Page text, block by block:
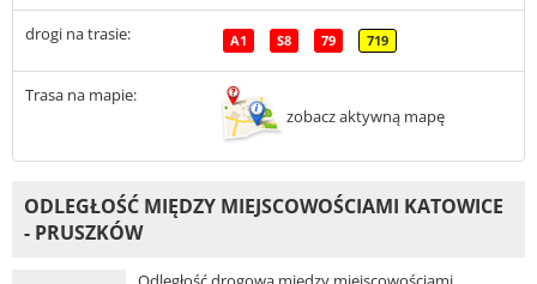
drogi na trasie: A1 S8 79 719
Trasa na mapie:
zobacz aktywną mapę
ODLEGŁOŚĆ MIĘDZY MIEJSCOWOŚCIAMI KATOWICE
- PRUSZKÓW